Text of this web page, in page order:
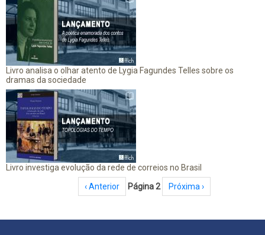
Livro analisa o olhar atento de Lygia Fagundes Telles sobre os
dramas da sociedade
Livro investiga evolução da rede de correios no Brasil
Página anterior
‹ Anterior Página 2 Próxima página
Próxima ›